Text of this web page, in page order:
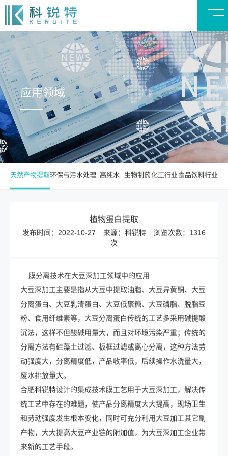
应用领域
天然产物提取环保与污水处理 高纯水 生物制药化工行业食品饮料行业
植物蛋白提取
发布时间：2022-10-27 来源：科锐特
浏览次数：1316
次
膜分离技术在大豆深加工领域中的应用
大豆深加工主要是指从大豆中提取油脂、大豆异黄酮、大豆
分离蛋白、大豆乳清蛋白、大豆低聚糖、大豆磷脂、脱脂豆
粉、食用纤维素等，大豆分离蛋白传统的工艺多采用碱提酸
沉法，这样不但酸碱用量大，而且对环境污染严重；传统的
分离方法有硅藻土过滤、板框过滤或离心分离，这种方法劳
动强度大，分离精度低，产品收率低，后续操作水洗量大，
废水排放量大。
合肥科锐特设计的集成技术膜工艺用于大豆深加工，解决传
统工艺中存在的难题，使产品分离精度大大提高，现场卫生
和劳动强度发生根本变化，同时可充分利用大豆加工其它副
产物，大大提高大豆产业链的附加值，为大豆深加工企业带
来新的工艺手段。